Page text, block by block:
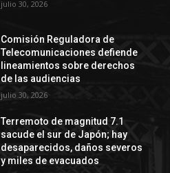
julio 30, 2026
Comisión Reguladora de
Telecomunicaciones defiende
lineamientos sobre derechos
de las audiencias
julio 30, 2026
Terremoto de magnitud 7.1
sacude el sur de Japón; hay
desaparecidos, daños severos
y miles de evacuados